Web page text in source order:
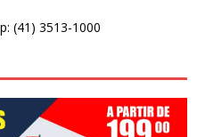
(41) 3513-1000